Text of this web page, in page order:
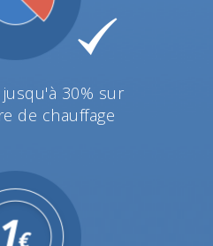
30% sur
de chauffage